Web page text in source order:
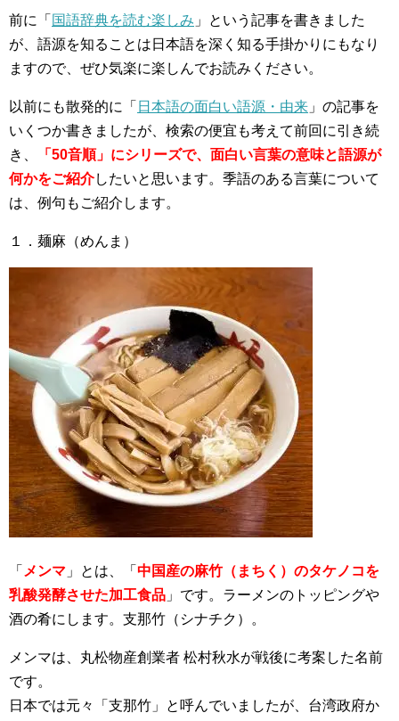
前に「 国語辞典を読む楽しみ 」という記事を書きました
が、語源を知ることは日本語を深く知る手掛かりにもなり
ますので、ぜひ気楽に楽しんでお読みください。
以前にも散発的に「 日本語の面白い語源・由来 」の記事を
いくつか書きましたが、検索の便宜も考えて前回に引き続
き、
「50音順」にシリーズで、面白い言葉の意味と語源が
何かをご紹介したいと思います。季語のある言葉について
は、例句もご紹介します。
１．麺麻（めんま）
「 メンマ 」とは、「 中国産の麻竹（まちく）のタケノコを
乳酸発酵させた加工食品 」です。ラーメンのトッピングや
酒の肴にします。支那竹（シナチク）。
メンマは、丸松物産創業者 松村秋水が戦後に考案した名前
です。
日本では元々「支那竹」と呼んでいましたが、台湾政府か